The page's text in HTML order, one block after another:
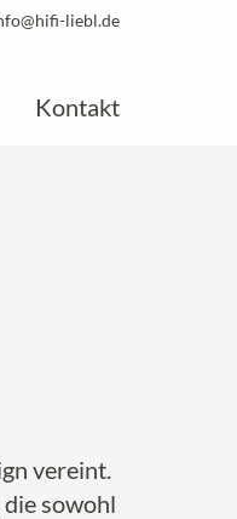
liebl.de
Kontakt
vereint.
sowohl